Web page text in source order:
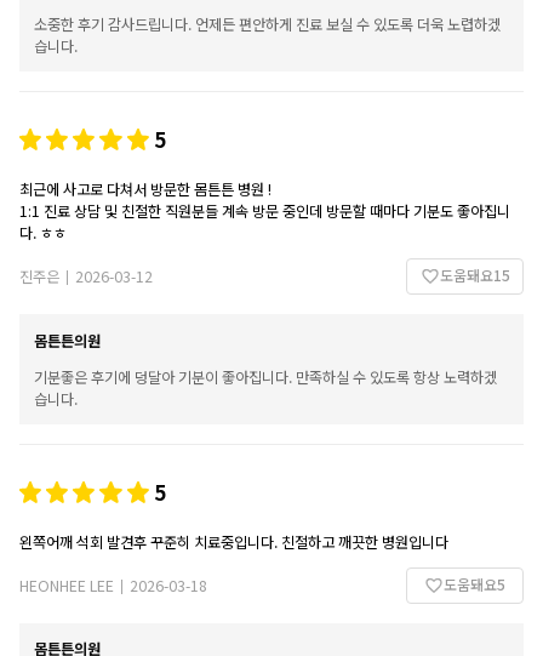
소중한 후기 감사드립니다. 언제든 편안하게 진료 보실 수 있도록 더욱 노렵하겠
습니다.
5
최근에 사고로 다쳐서 방문한 몸튼튼 병원 !
1:1 진료 상담 및 친절한 직원분들 계속 방문 중인데 방문할 때마다 기분도 좋아집니
다. ㅎㅎ
진주은
2026-03-12 도움돼요15
몸튼튼의원
기분좋은 후기에 덩달아 기분이 좋아집니다. 만족하실 수 있도록 항상 노력하겠
습니다.
5
왼쪽어깨 석회 발견후 꾸준히 치료중입니다. 친절하고 깨끗한 병원입니다
HEONHEE LEE
2026-03-18 도움돼요5
몸튼튼의원